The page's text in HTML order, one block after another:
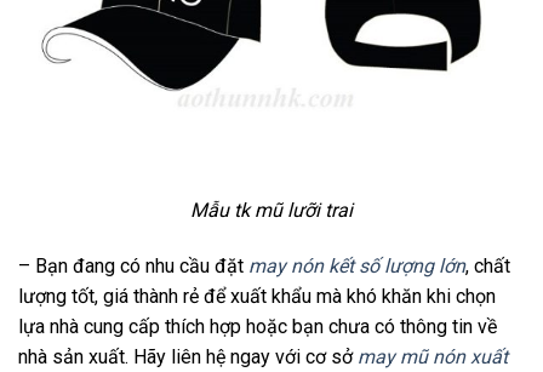
Mẫu tk mũ lưỡi trai
– Bạn đang có nhu cầu đặt may nón kết số lượng lớn, chất
lượng tốt, giá thành rẻ để xuất khẩu mà khó khăn khi chọn
lựa nhà cung cấp thích hợp hoặc bạn chưa có thông tin về
nhà sản xuất. Hãy liên hệ ngay với cơ sở may mũ nón xuất